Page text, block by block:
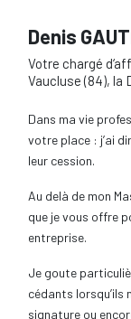
Denis
Votre chargé
Vaucluse (84), la
Dans ma vie
votre place : j’ai
leur cession.
Au delà de mon
que je vous offre
entreprise.
Je goute
cédants lorsqu’ils
signature ou